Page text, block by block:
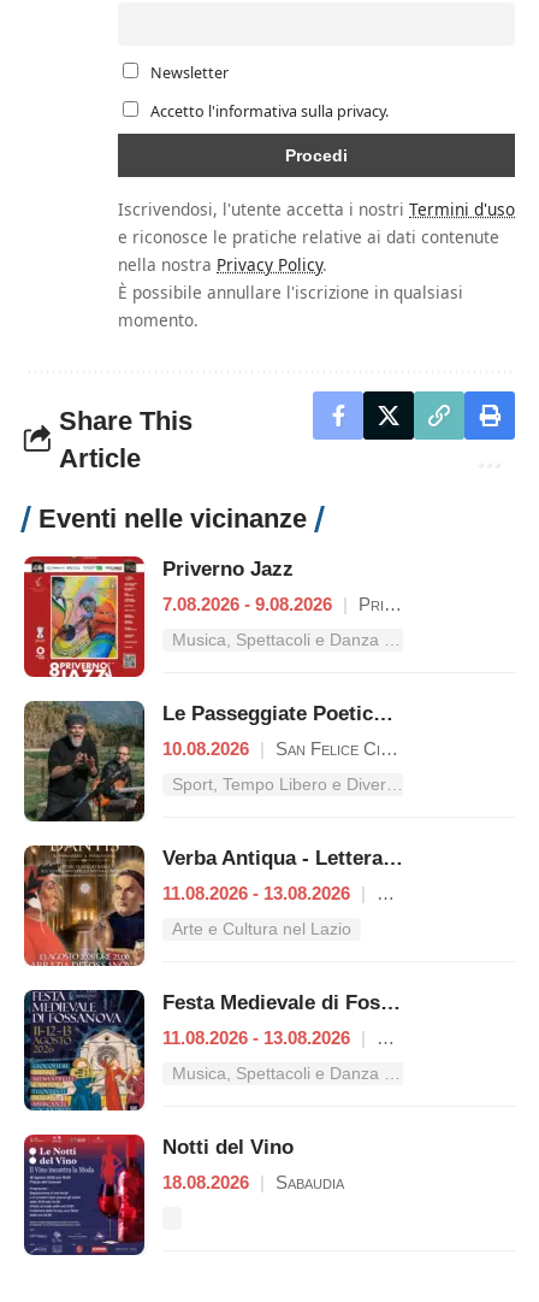
Newsletter
Accetto l'informativa sulla privacy.
Iscrivendosi, l'utente accetta i nostri Termini d'uso
e riconosce le pratiche relative ai dati contenute
nella nostra Privacy Policy.
È possibile annullare l'iscrizione in qualsiasi
momento.
Share This
Article
Eventi nelle vicinanze
Priverno Jazz
7.08.2026 - 9.08.2026 | Priverno
Le Passeggiate Poetiche nel Parco Nazionale del Circeo
10.08.2026 | San Felice Circeo
Verba Antiqua - Letteratura e Poesia Medievale
11.08.2026 - 13.08.2026 |
Arte e Cultura nel Lazio
Festa Medievale di Fossanova
11.08.2026 - 13.08.2026 |
Notti del Vino
18.08.2026 | Sabaudia